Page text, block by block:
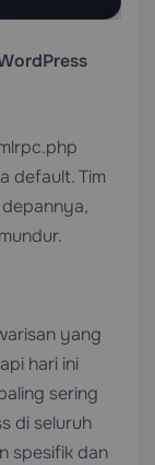
default. Tim
yang
hari ini
sering
di seluruh
spesifik dan